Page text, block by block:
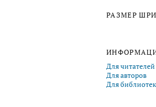
РАЗМЕР
Для читателей
Для авторов
Для библиотек